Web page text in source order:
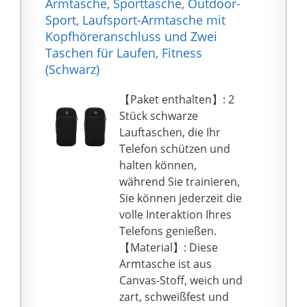
Reizungen und
Allergien Ihrer Haut.
Max XR X/8 7 6S 6 Plus,
Samsung Galaxy S22
S21 FE S20 Ultra S10e
S10 S10 9 Plus, Note 2 0
Android, Onpelus, Pixel,
LG, Moto, Lenovo,
Nokia, Sony, Xiaomi und
andere Telefone
ähnlicher Größe.
Verstellbares
Laufarmband – Clever
entworfen mit einem
unabhängigen
abnehmbaren
Klettverschluss und
einem elastischen
Armdesign, das die
Armtasche, Sporttasche, Outdoor-
Sport, Laufsport-Armtasche mit
Kopfhöreranschluss und Zwei
Taschen für Laufen, Fitness
(Schwarz)
【Paket enthalten】: 2
Stück schwarze
Lauftaschen, die Ihr
Telefon schützen und
halten können,
während Sie trainieren,
Sie können jederzeit die
volle Interaktion Ihres
Telefons genießen.
【Material】: Diese
Armtasche ist aus
Canvas-Stoff, weich und
zart, schweißfest und